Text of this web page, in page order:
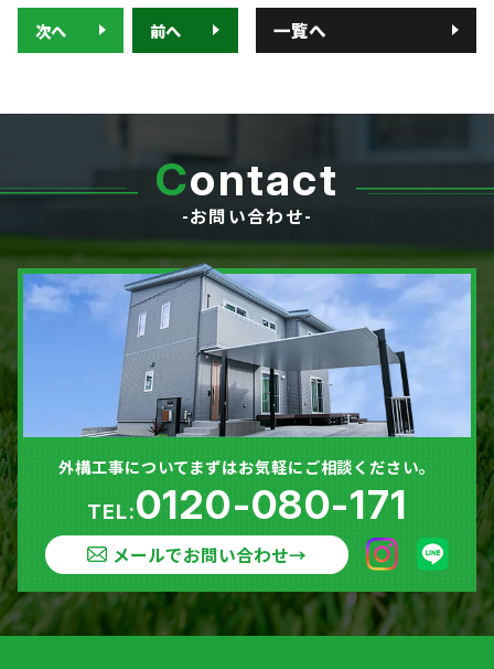
次へ 前へ 一覧へ
Contact
-お問い合わせ-
外構工事についてまずはお気軽にご相談ください。
TEL:0120-080-171
メールでお問い合わせ→